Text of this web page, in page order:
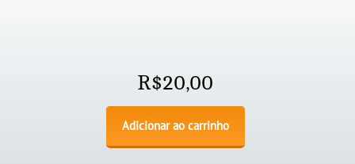
R$20,00
Adicionar ao carrinho